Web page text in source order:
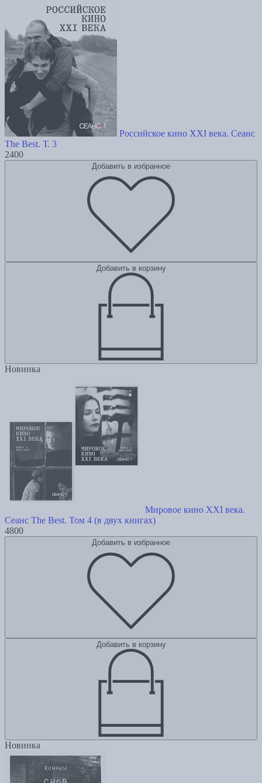
Российское кино XXI века. Сеанс
The Best. Т. 3
2400
Добавить в избранное
Добавить в корзину
Новинка
Мировое кино XXI века.
Сеанс The Best. Том 4 (в двух книгах)
4800
Добавить в избранное
Добавить в корзину
Новинка